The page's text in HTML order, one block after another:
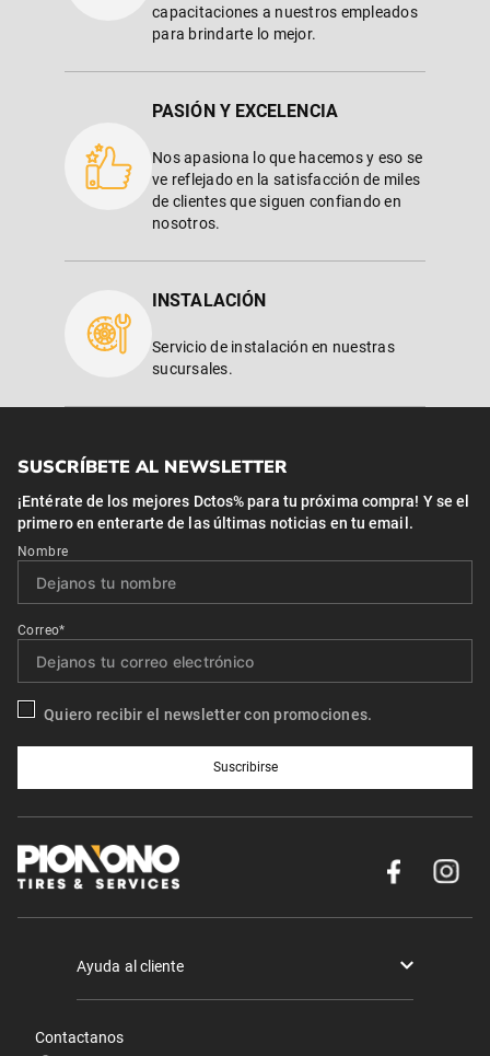
capacitaciones a nuestros empleados
para brindarte lo mejor.
PASIÓN Y EXCELENCIA
Nos apasiona lo que hacemos y eso se
ve reflejado en la satisfacción de miles
de clientes que siguen confiando en
nosotros.
INSTALACIÓN
Servicio de instalación en nuestras
sucursales.
SUSCRÍBETE AL NEWSLETTER
¡Entérate de los mejores Dctos% para tu próxima compra! Y se el
primero en enterarte de las últimas noticias en tu email.
Nombre
Correo*
Quiero recibir el newsletter con promociones.
Suscribirse
Ayuda al cliente
Contactanos